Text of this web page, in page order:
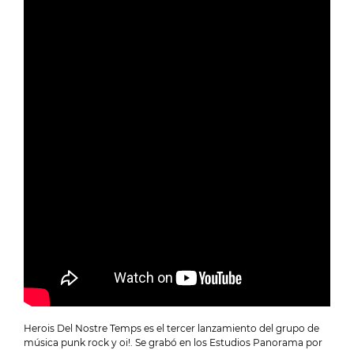
Herois Del Nostre Temps es el tercer lanzamiento del grupo de
música punk rock y oi!. Se grabó en los Estudios Panorama por